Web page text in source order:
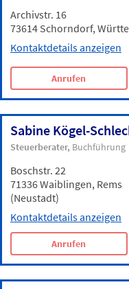
Archivstr. 16
73614 Schorndorf,
Kontaktdetails anzeigen
Anrufen
Sabine Kögel-
Steuerberater Buchführung
Boschstr. 22
71336 Waiblingen, Rems
(Neustadt)
Kontaktdetails anzeigen
Anrufen